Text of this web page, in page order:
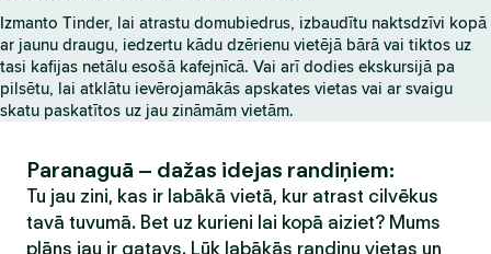
p
a
Izmanto Tinder, lai atrastu domubiedrus, izbaudītu naktsdzīvi kopā
ar jaunu draugu, iedzertu kādu dzērienu vietējā bārā vai tiktos uz
tasi kafijas netālu esošā kafejnīcā. Vai arī dodies ekskursijā pa
pilsētu, lai atklātu ievērojamākās apskates vietas vai ar svaigu
skatu paskatītos uz jau zināmām vietām.
Paranaguā – dažas idejas randiņiem:
Tu jau zini, kas ir labākā vietā, kur atrast cilvēkus
tavā tuvumā. Bet uz kurieni lai kopā aiziet? Mums
plāns jau ir gatavs. Lūk labākās randiņu vietas un